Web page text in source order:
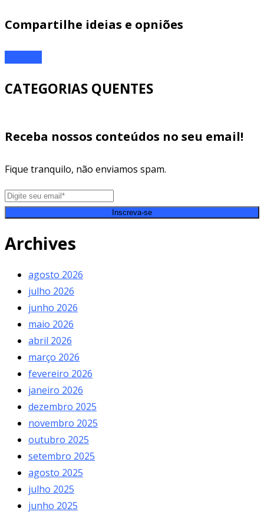
Compartilhe ideias e opniões
CATEGORIAS QUENTES
Receba nossos conteúdos no seu email!
Fique tranquilo, não enviamos spam.
Inscreva-se
Archives
agosto 2026
julho 2026
junho 2026
maio 2026
abril 2026
março 2026
fevereiro 2026
janeiro 2026
dezembro 2025
novembro 2025
outubro 2025
setembro 2025
agosto 2025
julho 2025
junho 2025